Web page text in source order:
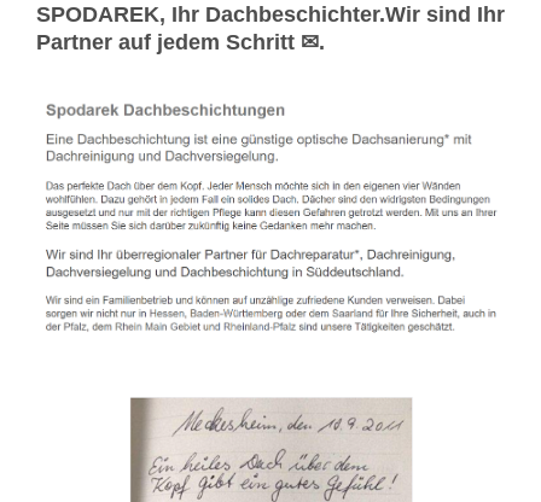
SPODAREK, Ihr Dachbeschichter.Wir sind Ihr
Partner auf jedem Schritt ✉.